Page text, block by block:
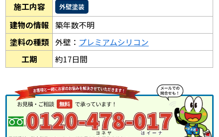
施工内容 外壁塗装
建物の情報 築年数不明
塗料の種類 外壁： プレミアムシリコン
工期
約17日間